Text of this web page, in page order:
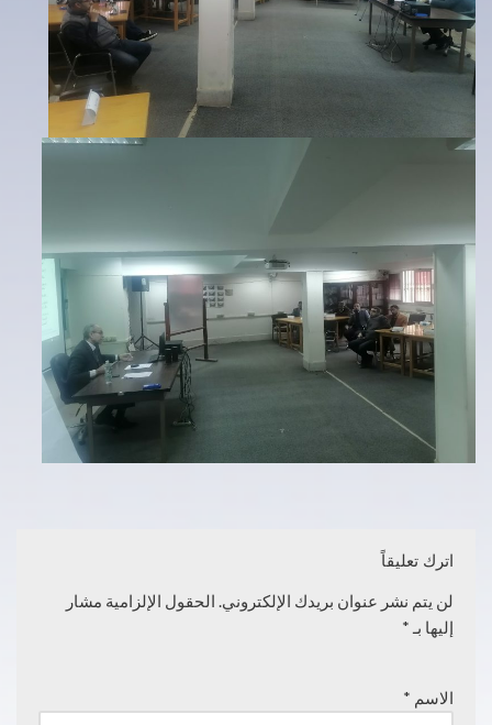
اترك تعليقاً
لن يتم نشر عنوان بريدك الإلكتروني. الحقول الإلزامية مشار
إليها بـ *
الاسم *